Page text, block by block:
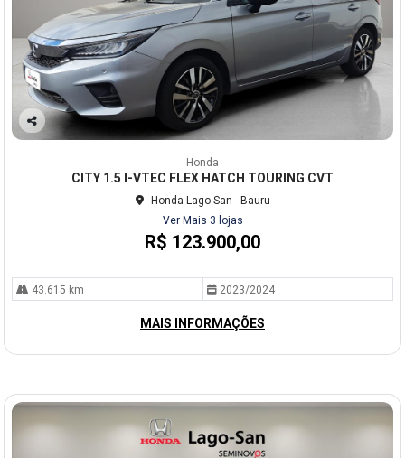
Co
Honda
CITY 1.5 I-VTEC FLEX HATCH TOURING CVT
Honda Lago San - Bauru
Ver Mais 3 lojas
R$ 123.900,00
43.615 km 2023/2024
MAIS INFORMAÇÕES